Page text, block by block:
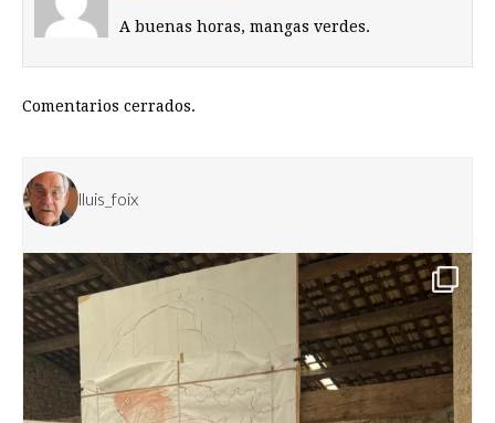
A buenas horas, mangas verdes.
Comentarios cerrados.
lluis_foix